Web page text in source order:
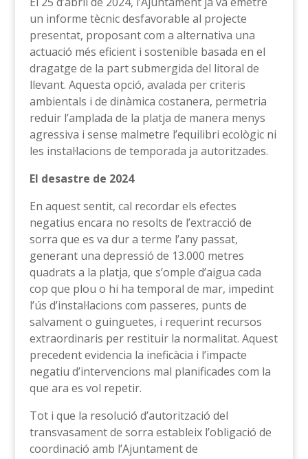
un informe tècnic desfavorable al projecte
presentat, proposant com a alternativa una
actuació més eficient i sostenible basada en el
dragatge de la part submergida del litoral de
llevant. Aquesta opció, avalada per criteris
ambientals i de dinàmica costanera, permetria
reduir l’amplada de la platja de manera menys
agressiva i sense malmetre l’equilibri ecològic ni
les instal·lacions de temporada ja autoritzades.
El desastre de 2024
En aquest sentit, cal recordar els efectes
negatius encara no resolts de l’extracció de
sorra que es va dur a terme l’any passat,
generant una depressió de 13.000 metres
quadrats a la platja, que s’omple d’aigua cada
cop que plou o hi ha temporal de mar, impedint
l’ús d’instal·lacions com passeres, punts de
salvament o guinguetes, i requerint recursos
extraordinaris per restituir la normalitat. Aquest
precedent evidencia la ineficàcia i l’impacte
negatiu d’intervencions mal planificades com la
que ara es vol repetir.
Tot i que la resolució d’autorització del
transvasament de sorra estableix l’obligació de
coordinació amb l’Ajuntament de